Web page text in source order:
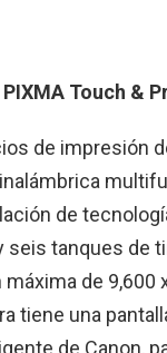
Touch &
de impresión
de
tanques de
de 9,600
tiene una